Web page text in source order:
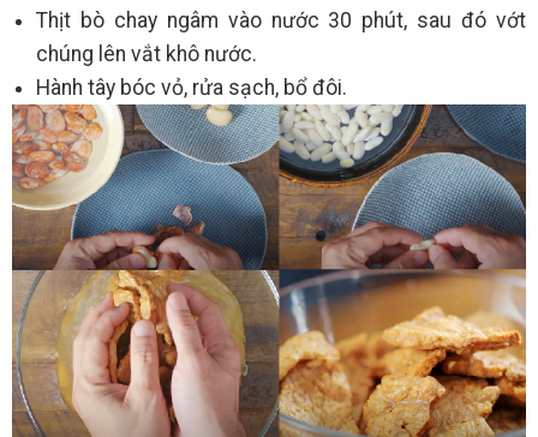
Thịt bò chay ngâm vào nước 30 phút, sau đó vớt
chúng lên vắt khô nước.
Hành tây bóc vỏ, rửa sạch, bổ đôi.